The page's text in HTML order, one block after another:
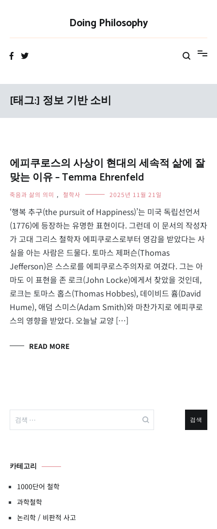
Doing Philosophy
[태그:] 정보 기반 소비
에피쿠로스의 사상이 현대의 세속적 삶에 잘
맞는 이유 – Temma Ehrenfeld
죽음과 삶의 의미 , 철학사 2025년 11월 21일
‘행복 추구(the pursuit of Happiness)’는 미국 독립선언서
(1776)에 등장하는 유명한 표현이다. 그런데 이 문서의 작성자
가 고대 그리스 철학자 에피쿠로스로부터 영감을 받았다는 사
실을 아는 사람은 드물다. 토마스 제퍼슨(Thomas
Jefferson)은 스스로를 에피쿠로스주의자로 여겼다. 그는 아
마도 이 표현을 존 로크(John Locke)에게서 찾았을 것인데,
로크는 토마스 홉스(Thomas Hobbes), 데이비드 흄(David
Hume), 애덤 스미스(Adam Smith)와 마찬가지로 에피쿠로
스의 영향을 받았다. 오늘날 교양 […]
READ MORE
검
색:
카테고리
1000단어 철학
과학철학
논리학 / 비판적 사고